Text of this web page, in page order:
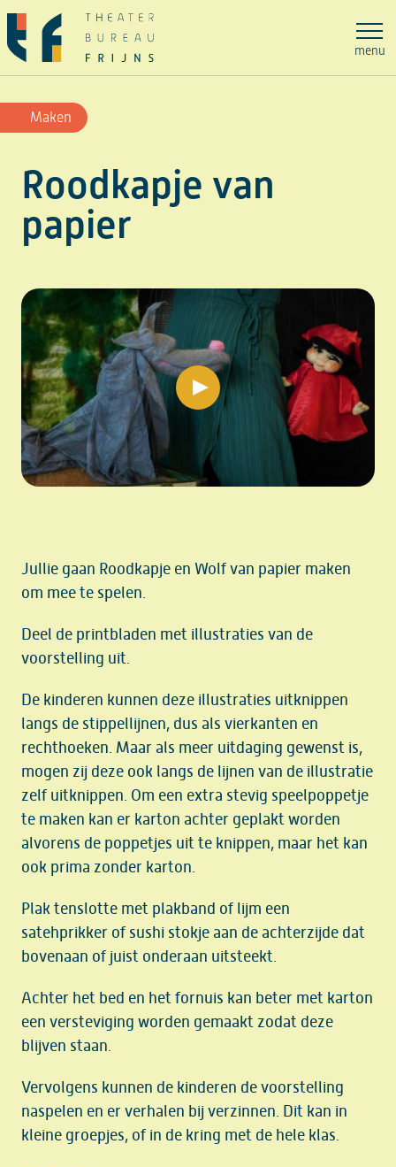
Ga
naar
de
inhoud
menu
Roodkapje van
papier
Maken
play video
Jullie gaan Roodkapje en Wolf van papier maken
om mee te spelen.
Deel de printbladen met illustraties van de
voorstelling uit.
De kinderen kunnen deze illustraties uitknippen
langs de stippellijnen, dus als vierkanten en
rechthoeken. Maar als meer uitdaging gewenst is,
mogen zij deze ook langs de lijnen van de illustratie
zelf uitknippen. Om een extra stevig speelpoppetje
te maken kan er karton achter geplakt worden
alvorens de poppetjes uit te knippen, maar het kan
ook prima zonder karton.
Plak tenslotte met plakband of lijm een
satehprikker of sushi stokje aan de achterzijde dat
bovenaan of juist onderaan uitsteekt.
Achter het bed en het fornuis kan beter met karton
een versteviging worden gemaakt zodat deze
blijven staan.
Vervolgens kunnen de kinderen de voorstelling
naspelen en er verhalen bij verzinnen. Dit kan in
kleine groepjes, of in de kring met de hele klas.